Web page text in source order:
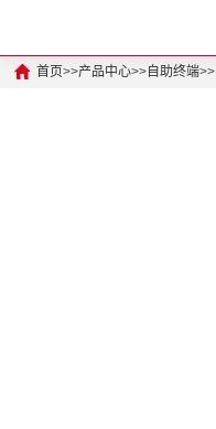
首页>>产品中心>>自助终端>>